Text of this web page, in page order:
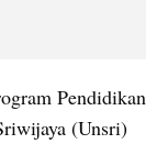
Pendidikan
(Unsri)